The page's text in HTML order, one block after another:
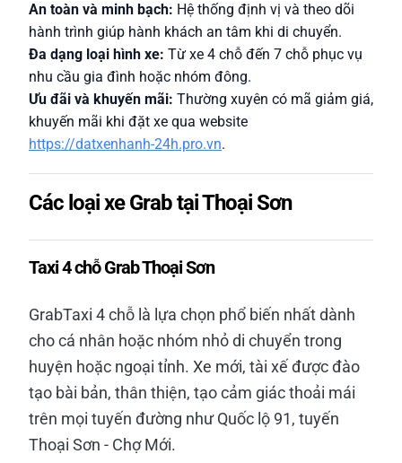
An toàn và minh bạch: Hệ thống định vị và theo dõi
hành trình giúp hành khách an tâm khi di chuyển.
Đa dạng loại hình xe: Từ xe 4 chỗ đến 7 chỗ phục vụ
nhu cầu gia đình hoặc nhóm đông.
Ưu đãi và khuyến mãi: Thường xuyên có mã giảm giá,
khuyến mãi khi đặt xe qua website
https://datxenhanh-24h.pro.vn.
Các loại xe Grab tại Thoại Sơn
Taxi 4 chỗ Grab Thoại Sơn
GrabTaxi 4 chỗ là lựa chọn phổ biến nhất dành
cho cá nhân hoặc nhóm nhỏ di chuyển trong
huyện hoặc ngoại tỉnh. Xe mới, tài xế được đào
tạo bài bản, thân thiện, tạo cảm giác thoải mái
trên mọi tuyến đường như Quốc lộ 91, tuyến
Thoại Sơn - Chợ Mới.